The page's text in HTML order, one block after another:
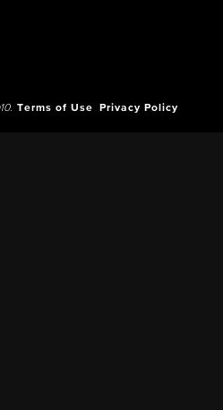
Terms of Use Privacy Policy